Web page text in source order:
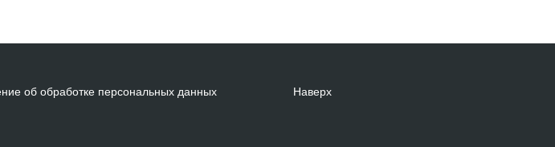
об обработке персональных данных Наверх